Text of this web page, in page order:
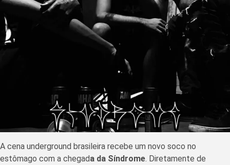
A cena underground brasileira recebe um novo soco no
estômago com a chegada da Síndrome. Diretamente de